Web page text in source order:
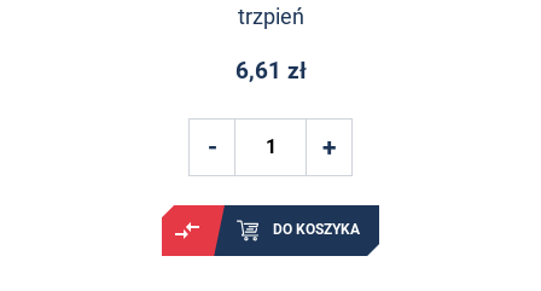
trzpień
6,61 zł
DO KOSZYKA